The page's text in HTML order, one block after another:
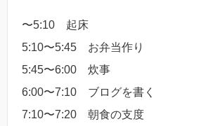
〜5:10 起床
5:10〜5:45 お弁当作り
5:45〜6:00 炊事
6:00〜7:10 ブログを書く
7:10〜7:20 朝食の支度